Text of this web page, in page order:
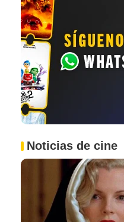
Noticias de cine